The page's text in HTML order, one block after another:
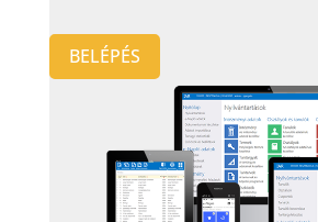
BELÉPÉS